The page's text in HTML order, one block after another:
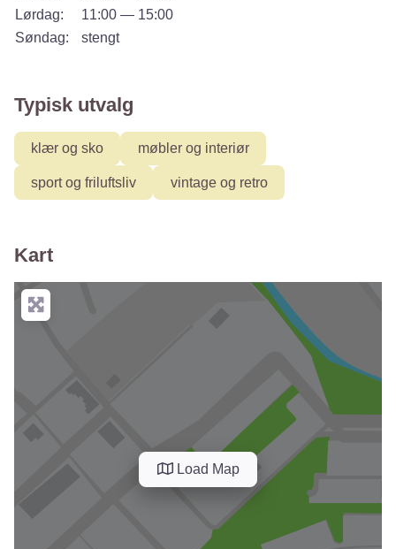
Lørdag:
11:00 — 15:00
Søndag:
stengt
Typisk utvalg
klær og sko møbler og interiør
sport og friluftsliv vintage og retro
Kart
Load Map